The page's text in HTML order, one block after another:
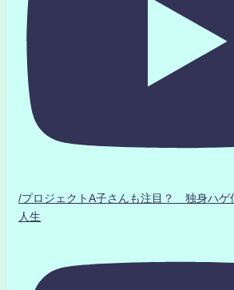
/プロジェクトA子さんも注目？ 独身ハゲ
人生